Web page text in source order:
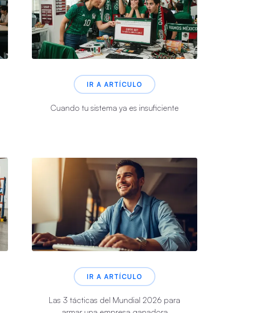
IR A ARTÍCULO
Cuando tu sistema ya es insuficiente
IR A ARTÍCULO
Las 3 tácticas del Mundial 2026 para